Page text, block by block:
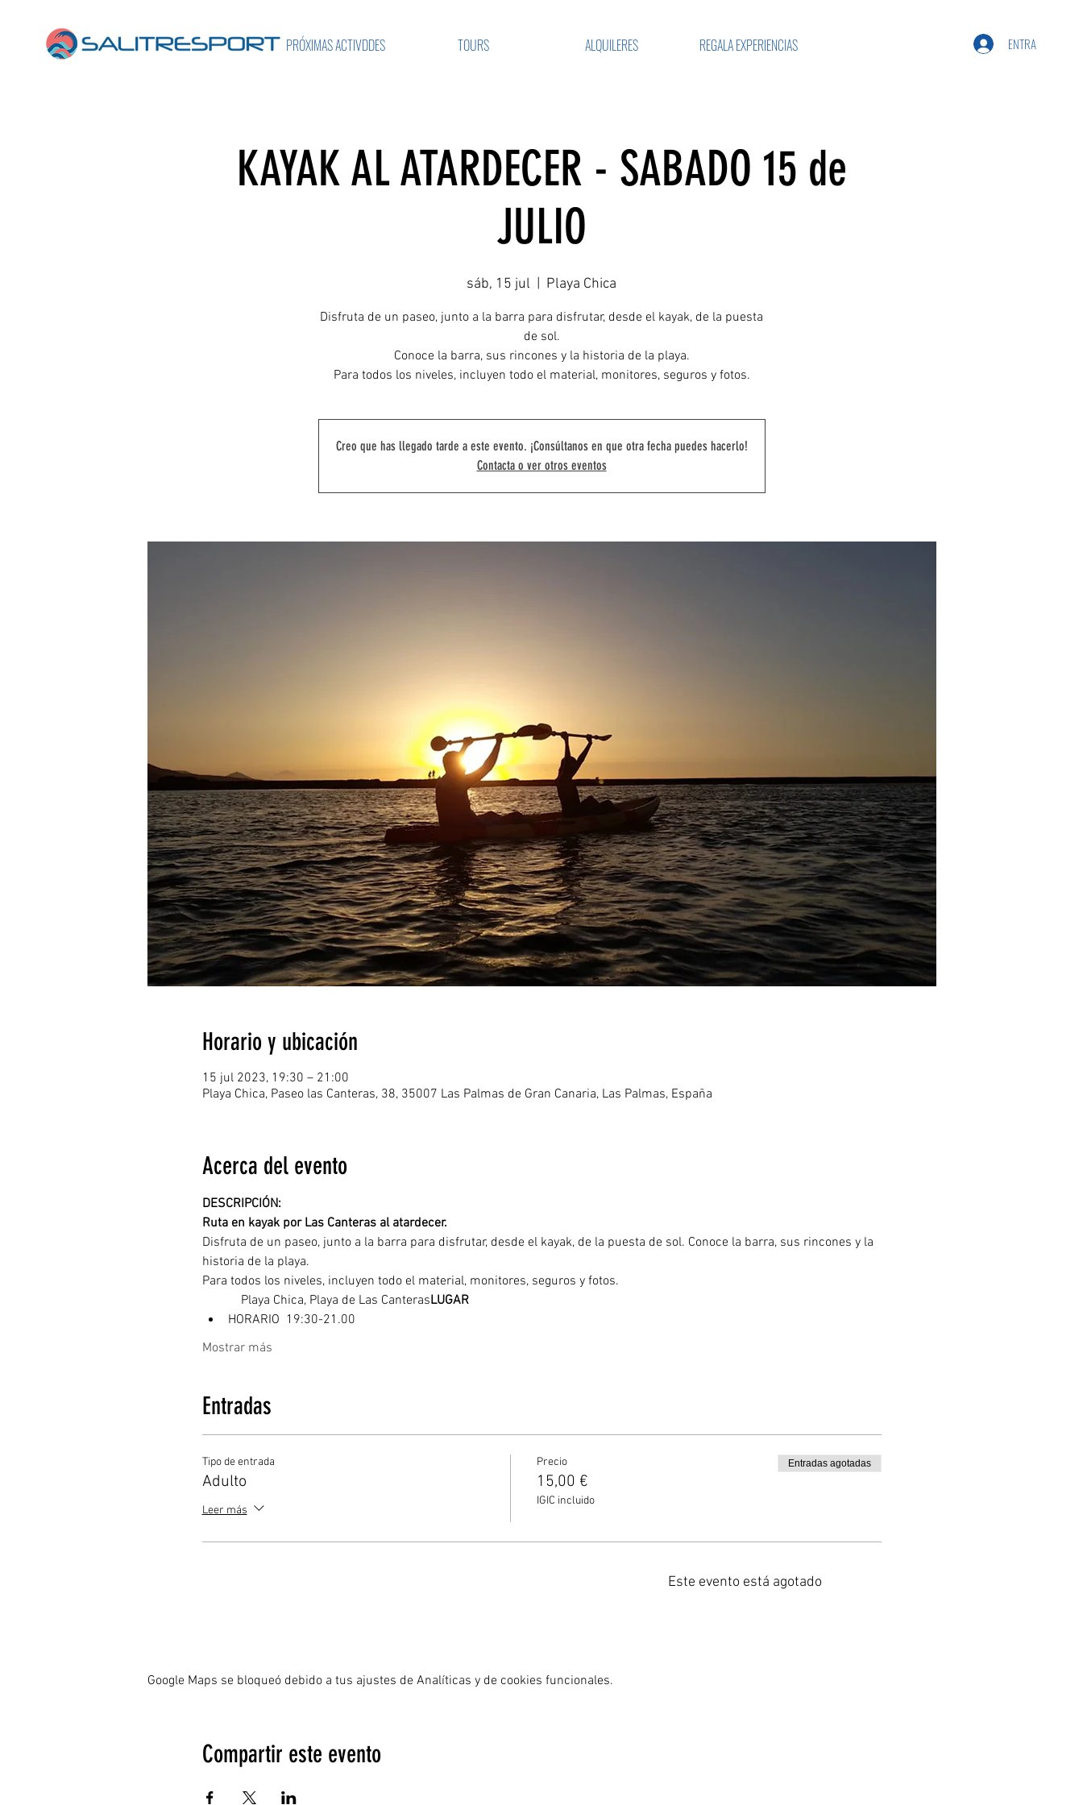
PRÓXIMAS ACTIVDDES TOURS ALQUILERES REGALA EXPERIENCIAS ENTRA
KAYAK AL ATARDECER - SABADO 15 de
JULIO
sáb, 15 jul Playa Chica
Disfruta de un paseo, junto a la barra para disfrutar, desde el kayak, de la puesta
de sol.
Conoce la barra, sus rincones y la historia de la playa.
Para todos los niveles, incluyen todo el material, monitores, seguros y fotos.
Creo que has llegado tarde a este evento. ¡Consúltanos en que otra fecha puedes hacerlo!
Contacta o ver otros eventos
Horario y ubicación
15 jul 2023, 19:30 – 21:00
Playa Chica, Paseo las Canteras, 38, 35007 Las Palmas de Gran Canaria, Las Palmas, España
Acerca del evento
DESCRIPCIÓN:
Ruta en kayak por Las Canteras al atardecer.
Disfruta de un paseo, junto a la barra para disfrutar, desde el kayak, de la puesta de sol. Conoce la barra, sus rincones y la
historia de la playa.
Para todos los niveles, incluyen todo el material, monitores, seguros y fotos.
	  Playa Chica, Playa de Las Canteras
LUGAR
HORARIO  19:30-21.00
Mostrar más
Entradas
Tipo de entrada
Adulto
Leer más
Precio
15,00 €
IGIC incluido
Entradas agotadas
Este evento está agotado
Google Maps se bloqueó debido a tus ajustes de Analíticas y de cookies funcionales.
Compartir este evento